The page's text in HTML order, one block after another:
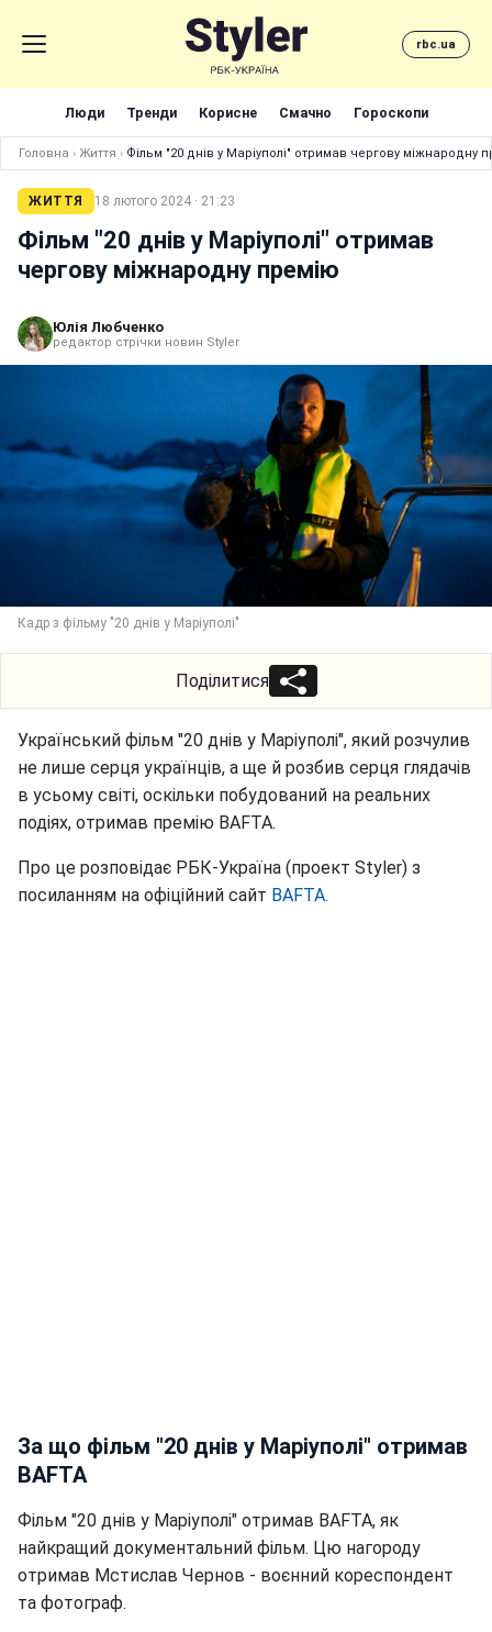
rbc.ua
Люди Тренди Корисне Смачно Гороскопи
Головна › Життя › Фільм "20 днів у Маріуполі" отримав чергову міжнародну
ЖИТТЯ 18 лютого 2024 · 21:23
Фільм "20 днів у Маріуполі" отримав
чергову міжнародну премію
Юлія Любченко
редактор стрічки новин Styler
Кадр з фільму "20 днів у Маріуполі"
Поділитися
Український фільм "20 днів у Маріуполі", який розчулив
не лише серця українців, а ще й розбив серця глядачів
в усьому світі, оскільки побудований на реальних
подіях, отримав премію BAFTA.
Про це розповідає РБК-Україна (проект Styler) з
посиланням на офіційний сайт BAFTA.
За що фільм "20 днів у Маріуполі" отримав
BAFTA
Фільм "20 днів у Маріуполі" отримав BAFTA, як
найкращий документальний фільм. Цю нагороду
отримав Мстислав Чернов - воєнний кореспондент
та фотограф.